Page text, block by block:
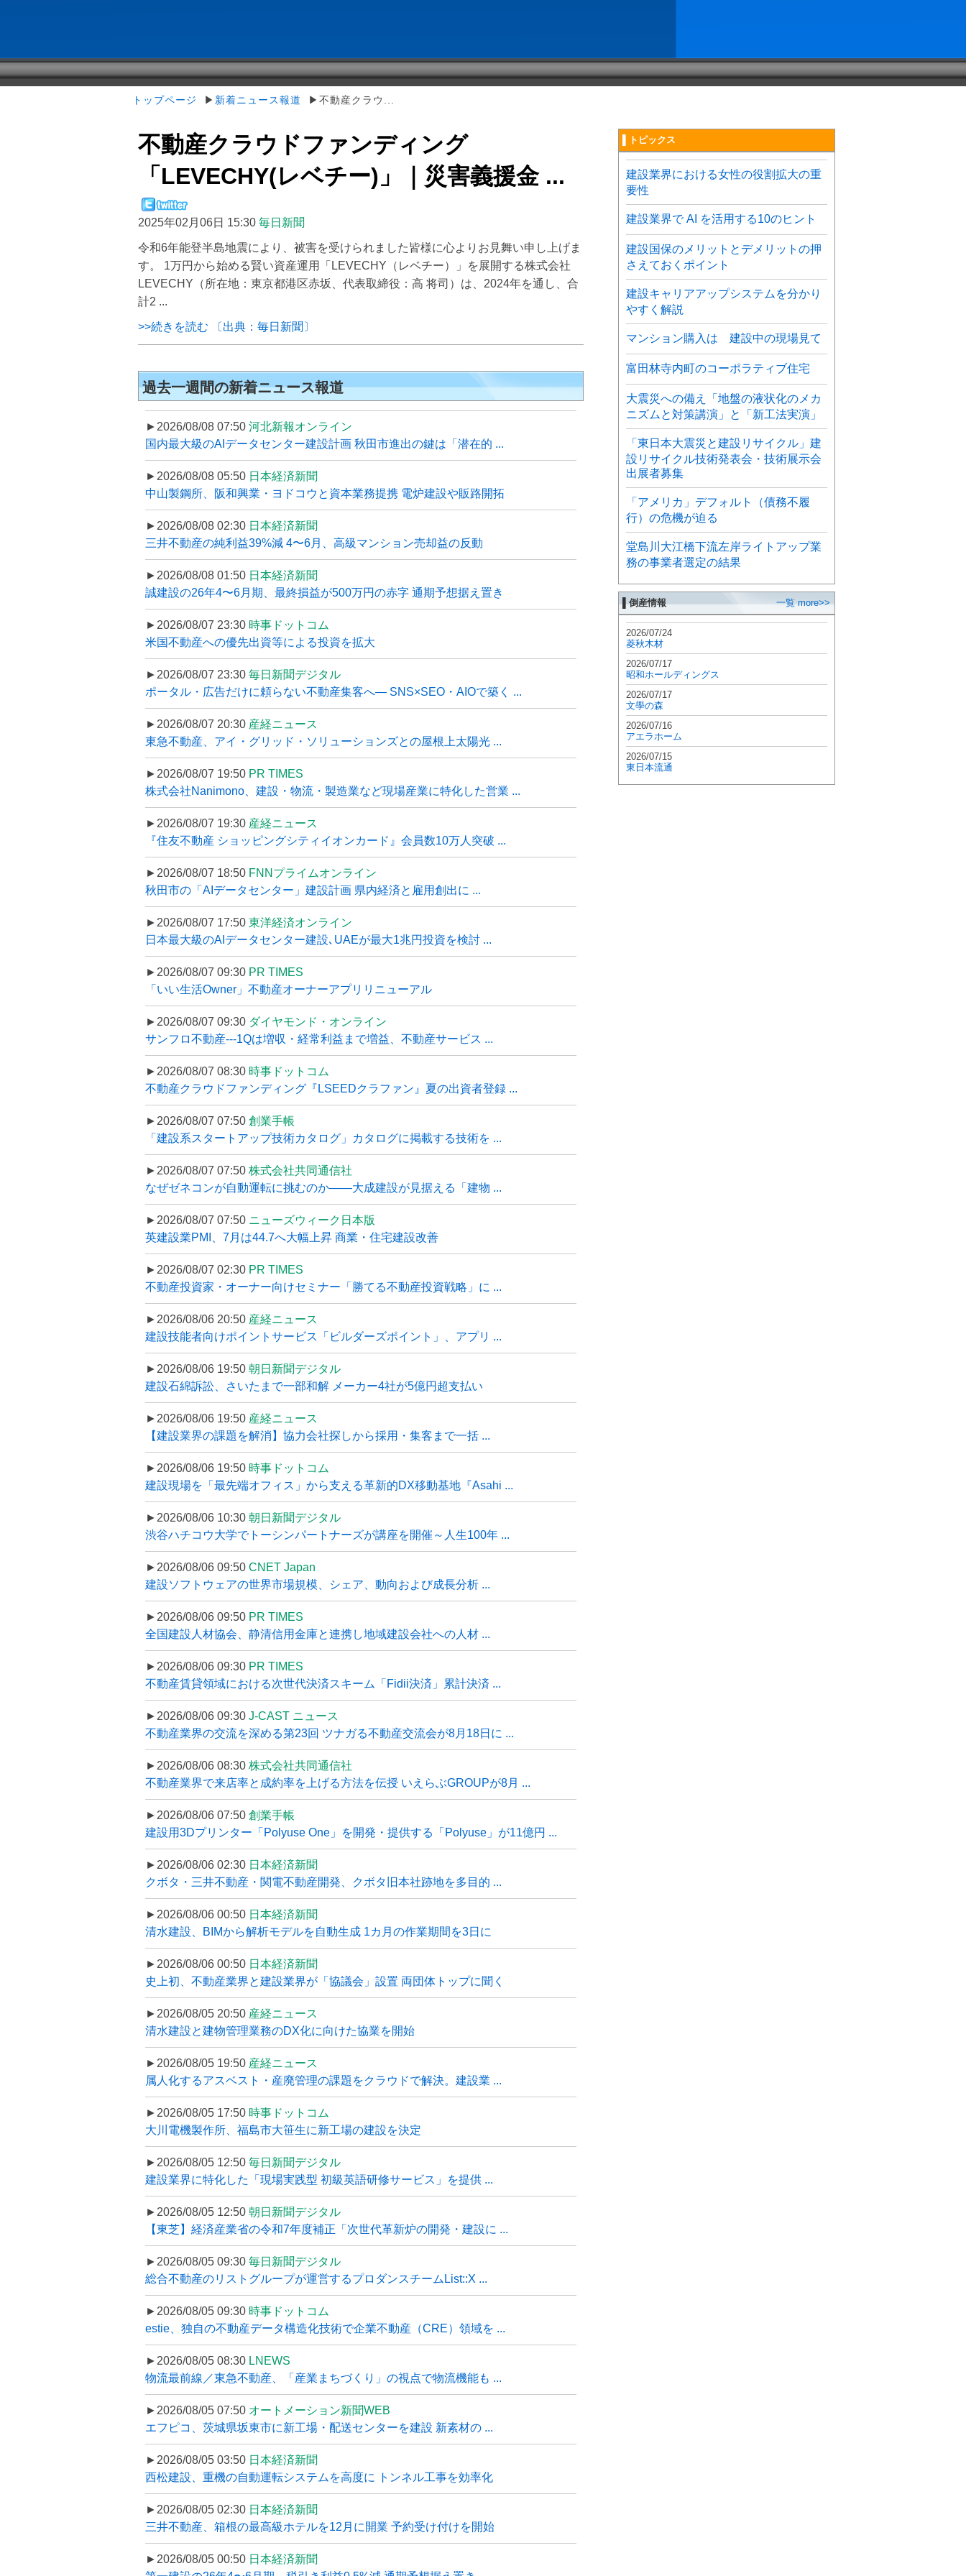
トップページ ▶ 新着ニュース報道 ▶不動産クラウ...
不動産クラウドファンディング
「LEVECHY(レベチー)」｜災害義援金 ...
2025年02月06日 15:30 毎日新聞
令和6年能登半島地震により、被害を受けられました皆様に心よりお見舞い申し上げま
す。 1万円から始める賢い資産運用「LEVECHY（レベチー）」を展開する株式会社
LEVECHY（所在地：東京都港区赤坂、代表取締役：高 将司）は、2024年を通し、合
計2 ...
>>続きを読む 〔出典：毎日新聞〕
過去一週間の新着ニュース報道
►2026/08/08 07:50 河北新報オンライン
国内最大級のAIデータセンター建設計画 秋田市進出の鍵は「潜在的 ...
►2026/08/08 05:50 日本経済新聞
中山製鋼所、阪和興業・ヨドコウと資本業務提携 電炉建設や販路開拓
►2026/08/08 02:30 日本経済新聞
三井不動産の純利益39%減 4〜6月、高級マンション売却益の反動
►2026/08/08 01:50 日本経済新聞
誠建設の26年4〜6月期、最終損益が500万円の赤字 通期予想据え置き
►2026/08/07 23:30 時事ドットコム
米国不動産への優先出資等による投資を拡大
►2026/08/07 23:30 毎日新聞デジタル
ポータル・広告だけに頼らない不動産集客へ― SNS×SEO・AIOで築く ...
►2026/08/07 20:30 産経ニュース
東急不動産、アイ・グリッド・ソリューションズとの屋根上太陽光 ...
►2026/08/07 19:50 PR TIMES
株式会社Nanimono、建設・物流・製造業など現場産業に特化した営業 ...
►2026/08/07 19:30 産経ニュース
『住友不動産 ショッピングシティイオンカード』会員数10万人突破 ...
►2026/08/07 18:50 FNNプライムオンライン
秋田市の「AIデータセンター」建設計画 県内経済と雇用創出に ...
►2026/08/07 17:50 東洋経済オンライン
日本最大級のAIデータセンター建設､UAEが最大1兆円投資を検討 ...
►2026/08/07 09:30 PR TIMES
「いい生活Owner」不動産オーナーアプリリニューアル
►2026/08/07 09:30 ダイヤモンド・オンライン
サンフロ不動産---1Qは増収・経常利益まで増益、不動産サービス ...
►2026/08/07 08:30 時事ドットコム
不動産クラウドファンディング『LSEEDクラファン』夏の出資者登録 ...
►2026/08/07 07:50 創業手帳
「建設系スタートアップ技術カタログ」カタログに掲載する技術を ...
►2026/08/07 07:50 株式会社共同通信社
なぜゼネコンが自動運転に挑むのか――大成建設が見据える「建物 ...
►2026/08/07 07:50 ニューズウィーク日本版
英建設業PMI、7月は44.7へ大幅上昇 商業・住宅建設改善
►2026/08/07 02:30 PR TIMES
不動産投資家・オーナー向けセミナー「勝てる不動産投資戦略」に ...
►2026/08/06 20:50 産経ニュース
建設技能者向けポイントサービス「ビルダーズポイント」、アプリ ...
►2026/08/06 19:50 朝日新聞デジタル
建設石綿訴訟、さいたまで一部和解 メーカー4社が5億円超支払い
►2026/08/06 19:50 産経ニュース
【建設業界の課題を解消】協力会社探しから採用・集客まで一括 ...
►2026/08/06 19:50 時事ドットコム
建設現場を「最先端オフィス」から支える革新的DX移動基地『Asahi ...
►2026/08/06 10:30 朝日新聞デジタル
渋谷ハチコウ大学でトーシンパートナーズが講座を開催～人生100年 ...
►2026/08/06 09:50 CNET Japan
建設ソフトウェアの世界市場規模、シェア、動向および成長分析 ...
►2026/08/06 09:50 PR TIMES
全国建設人材協会、静清信用金庫と連携し地域建設会社への人材 ...
►2026/08/06 09:30 PR TIMES
不動産賃貸領域における次世代決済スキーム「Fidii決済」累計決済 ...
►2026/08/06 09:30 J-CAST ニュース
不動産業界の交流を深める第23回 ツナガる不動産交流会が8月18日に ...
►2026/08/06 08:30 株式会社共同通信社
不動産業界で来店率と成約率を上げる方法を伝授 いえらぶGROUPが8月 ...
►2026/08/06 07:50 創業手帳
建設用3Dプリンター「Polyuse One」を開発・提供する「Polyuse」が11億円 ...
►2026/08/06 02:30 日本経済新聞
クボタ・三井不動産・関電不動産開発、クボタ旧本社跡地を多目的 ...
►2026/08/06 00:50 日本経済新聞
清水建設、BIMから解析モデルを自動生成 1カ月の作業期間を3日に
►2026/08/06 00:50 日本経済新聞
史上初、不動産業界と建設業界が「協議会」設置 両団体トップに聞く
►2026/08/05 20:50 産経ニュース
清水建設と建物管理業務のDX化に向けた協業を開始
►2026/08/05 19:50 産経ニュース
属人化するアスベスト・産廃管理の課題をクラウドで解決。建設業 ...
►2026/08/05 17:50 時事ドットコム
大川電機製作所、福島市大笹生に新工場の建設を決定
►2026/08/05 12:50 毎日新聞デジタル
建設業界に特化した「現場実践型 初級英語研修サービス」を提供 ...
►2026/08/05 12:50 朝日新聞デジタル
【東芝】経済産業省の令和7年度補正「次世代革新炉の開発・建設に ...
►2026/08/05 09:30 毎日新聞デジタル
総合不動産のリストグループが運営するプロダンスチームList::X ...
►2026/08/05 09:30 時事ドットコム
estie、独自の不動産データ構造化技術で企業不動産（CRE）領域を ...
►2026/08/05 08:30 LNEWS
物流最前線／東急不動産、「産業まちづくり」の視点で物流機能も ...
►2026/08/05 07:50 オートメーション新聞WEB
エフピコ、茨城県坂東市に新工場・配送センターを建設 新素材の ...
►2026/08/05 03:50 日本経済新聞
西松建設、重機の自動運転システムを高度に トンネル工事を効率化
►2026/08/05 02:30 日本経済新聞
三井不動産、箱根の最高級ホテルを12月に開業 予約受け付けを開始
►2026/08/05 00:50 日本経済新聞
▌トピックス
建設業界における女性の役割拡大の重
要性
建設業界で AI を活用する10のヒント
建設国保のメリットとデメリットの押
さえておくポイント
建設キャリアアップシステムを分かり
やすく解説
マンション購入は 建設中の現場見て
富田林寺内町のコーポラティブ住宅
大震災への備え「地盤の液状化のメカ
ニズムと対策講演」と「新工法実演」
「東日本大震災と建設リサイクル」建
設リサイクル技術発表会・技術展示会
出展者募集
「アメリカ」デフォルト（債務不履
行）の危機が迫る
堂島川大江橋下流左岸ライトアップ業
務の事業者選定の結果
▌倒産情報 一覧 more>>
2026/07/24
菱秋木材
2026/07/17
昭和ホールディングス
2026/07/17
文學の森
2026/07/16
アエラホーム
2026/07/15
東日本流通